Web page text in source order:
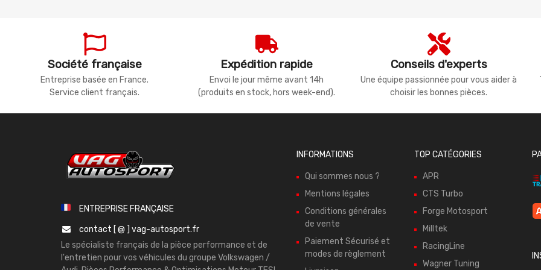
Société française
Entreprise basée en France.
Service client français.
Expédition rapide
Envoi le jour même avant 14h
(produits en stock, hors week-end).
Conseils d'experts
Une équipe passionnée pour vous aider à
choisir les bonnes pièces.
ENTREPRISE FRANÇAISE
contact [ @ ] vag-autosport.fr
Le spécialiste français de la pièce performance et de
l'entretien pour vos véhicules du groupe Volkswagen /
INFORMATIONS
Qui sommes nous ?
Mentions légales
Conditions générales
de vente
Paiement Sécurisé et
modes de règlement
TOP CATÉGORIES
APR
CTS Turbo
Forge Motosport
Milltek
RacingLine
Wagner Tuning